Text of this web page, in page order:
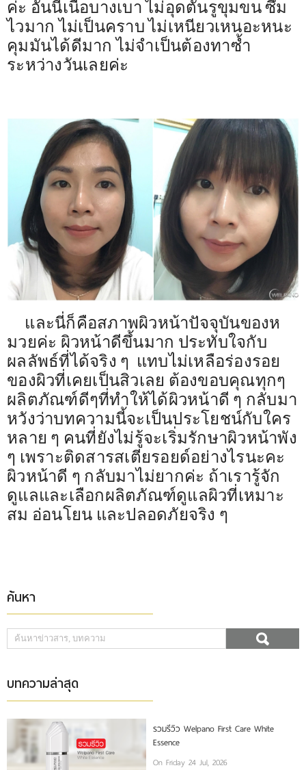
ค่ะ อันนี้เนื้อบางเบา ไม่อุดตันรูขุมขน ซึม
ไวมาก ไม่เป็นคราบ ไม่เหนียวเหนอะหนะ
คุมมันได้ดีมาก ไม่จำเป็นต้องทาซ้ำ
ระหว่างวันเลยค่ะ
และนี่ก็คือสภาพผิวหน้าปัจจุบันของห
มวยค่ะ ผิวหน้าดีขึ้นมาก ประทับใจกับ
ผลลัพธ์ที่ได้จริง ๆ แทบไม่เหลือร่องรอย
ของผิวที่เคยเป็นสิวเลย ต้องขอบคุณทุกๆ
ผลิตภัณฑ์ดีๆที่ทำให้ได้ผิวหน้าดี ๆ กลับมา
หวังว่าบทความนี้จะเป็นประโยชน์กับใคร
หลาย ๆ คนที่ยังไม่รู้จะเริ่มรักษาผิวหน้าพัง
ๆ เพราะติดสารสเตียรอยด์อย่างไรนะคะ
ผิวหน้าดี ๆ กลับมาไม่ยากค่ะ ถ้าเรารู้จัก
ดูแลและเลือกผลิตภัณฑ์ดูแลผิวที่เหมาะ
สม อ่อนโยน และปลอดภัยจริง ๆ
ค้นหา
บทความล่าสุด
รวมรีวิว Welpano First Care White
Essence
On Friday 24 Jul, 2026